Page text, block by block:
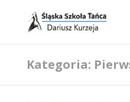
Kategoria: